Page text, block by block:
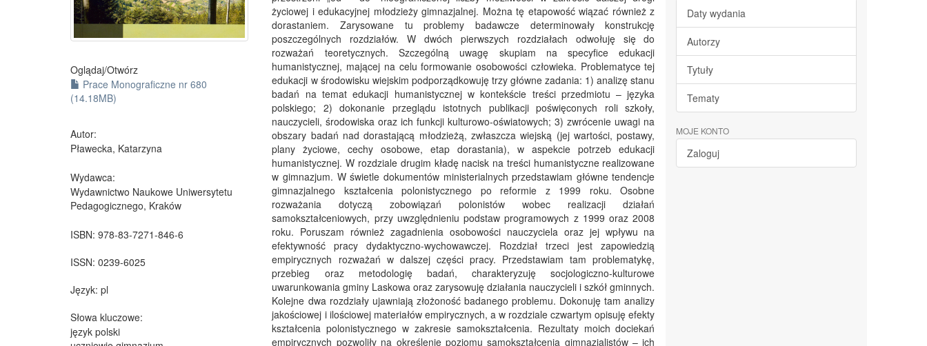
Oglądaj/Otwórz
Prace Monograficzne nr 680
(14.18MB)
Autor:
Pławecka, Katarzyna
Wydawca:
Wydawnictwo Naukowe Uniwersytetu
Pedagogicznego, Kraków
ISBN: 978-83-7271-846-6
ISSN: 0239-6025
Język: pl
Słowa kluczowe:
język polski
życiowej i edukacyjnej młodzieży gimnazjalnej. Można tę etapowość wiązać również z
dorastaniem. Zarysowane tu problemy badawcze determinowały konstrukcję
poszczególnych rozdziałów. W dwóch pierwszych rozdziałach odwołuję się do
rozważań teoretycznych. Szczególną uwagę skupiam na specyfice edukacji
humanistycznej, mającej na celu formowanie osobowości człowieka. Problematyce tej
edukacji w środowisku wiejskim podporządkowuję trzy główne zadania: 1) analizę stanu
badań na temat edukacji humanistycznej w kontekście treści przedmiotu – języka
polskiego; 2) dokonanie przeglądu istotnych publikacji poświęconych roli szkoły,
nauczycieli, środowiska oraz ich funkcji kulturowo-oświatowych; 3) zwrócenie uwagi na
obszary badań nad dorastającą młodzieżą, zwłaszcza wiejską (jej wartości, postawy,
plany życiowe, cechy osobowe, etap dorastania), w aspekcie potrzeb edukacji
humanistycznej. W rozdziale drugim kładę nacisk na treści humanistyczne realizowane
w gimnazjum. W świetle dokumentów ministerialnych przedstawiam główne tendencje
gimnazjalnego kształcenia polonistycznego po reformie z 1999 roku. Osobne
rozważania dotyczą zobowiązań polonistów wobec realizacji działań
samokształceniowych, przy uwzględnieniu podstaw programowych z 1999 oraz 2008
roku. Poruszam również zagadnienia osobowości nauczyciela oraz jej wpływu na
efektywność pracy dydaktyczno-wychowawczej. Rozdział trzeci jest zapowiedzią
empirycznych rozważań w dalszej części pracy. Przedstawiam tam problematykę,
przebieg oraz metodologię badań, charakteryzuję socjologiczno-kulturowe
uwarunkowania gminy Laskowa oraz zarysowuję działania nauczycieli i szkół gminnych.
Kolejne dwa rozdziały ujawniają złożoność badanego problemu. Dokonuję tam analizy
jakościowej i ilościowej materiałów empirycznych, a w rozdziale czwartym opisuję efekty
kształcenia polonistycznego w zakresie samokształcenia. Rezultaty moich dociekań
empirycznych pozwoliły na określenie poziomu samokształcenia gimnazjalistów – ich
Daty wydania
Autorzy
Tytuły
Tematy
MOJE KONTO
Zaloguj